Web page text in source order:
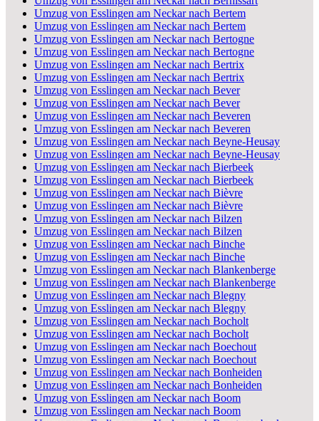
Umzug von Esslingen am Neckar nach Bertem
Umzug von Esslingen am Neckar nach Bertem
Umzug von Esslingen am Neckar nach Bertogne
Umzug von Esslingen am Neckar nach Bertogne
Umzug von Esslingen am Neckar nach Bertrix
Umzug von Esslingen am Neckar nach Bertrix
Umzug von Esslingen am Neckar nach Bever
Umzug von Esslingen am Neckar nach Bever
Umzug von Esslingen am Neckar nach Beveren
Umzug von Esslingen am Neckar nach Beveren
Umzug von Esslingen am Neckar nach Beyne-Heusay
Umzug von Esslingen am Neckar nach Beyne-Heusay
Umzug von Esslingen am Neckar nach Bierbeek
Umzug von Esslingen am Neckar nach Bierbeek
Umzug von Esslingen am Neckar nach Bièvre
Umzug von Esslingen am Neckar nach Bièvre
Umzug von Esslingen am Neckar nach Bilzen
Umzug von Esslingen am Neckar nach Bilzen
Umzug von Esslingen am Neckar nach Binche
Umzug von Esslingen am Neckar nach Binche
Umzug von Esslingen am Neckar nach Blankenberge
Umzug von Esslingen am Neckar nach Blankenberge
Umzug von Esslingen am Neckar nach Blegny
Umzug von Esslingen am Neckar nach Blegny
Umzug von Esslingen am Neckar nach Bocholt
Umzug von Esslingen am Neckar nach Bocholt
Umzug von Esslingen am Neckar nach Boechout
Umzug von Esslingen am Neckar nach Boechout
Umzug von Esslingen am Neckar nach Bonheiden
Umzug von Esslingen am Neckar nach Bonheiden
Umzug von Esslingen am Neckar nach Boom
Umzug von Esslingen am Neckar nach Boom